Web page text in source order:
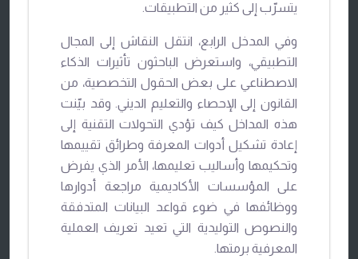
يتسرّب إلى كثير من التطبيقات.
وفي المدخل الرابع، انتقل النقاش إلى المجال
التطبيقي، واستعرض الباحثون تأثيرات الذكاء
الاصطناعي على بعض الحقول التخصصية، من
القانون إلى الإحصاء والتعليم الديني. وقد بيّنت
هذه المداخل كيف تؤدي التحولات التقنية إلى
إعادة تشكيل أدوات المعرفة وطرائق تقييمها
وتحكيمها وأساليب تعليمها، الأمر الذي يفرض
على المؤسسات الأكاديمية مراجعة أدوارها
ووظائفها في ضوء قواعد البيانات المتدفقة
والنصوص التوليدية التي تعيد تعريف العملية
المعرفية برمتها.